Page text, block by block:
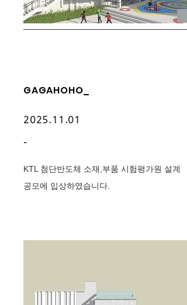
GAGAHOHO_
2025.11.01
-
KTL 첨단반도체 소재,부품 시험평가원 설계
공모에 입상하였습니다.